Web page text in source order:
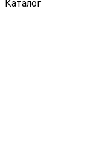
Каталог